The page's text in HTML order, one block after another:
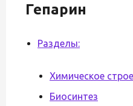
Гепарин
Разделы:
Химическое
Биосинтез